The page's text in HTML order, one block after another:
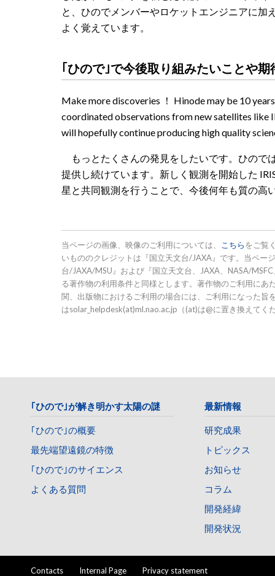
と、ひのでメンバーやロケットエンジニアに
よく覚えています。
｢ひので｣で今後取り組みたいことや
Make more discoveries ！ Hinode may be 10
coordinated observations from new satellites like
will hopefully continue producing high quality
もっとたくさんの発見をしたいです。ひので
提供し続けています。新しく観測を開始した
星と共同観測を行うことで、今後何年も質の高
当ページの画像、映像のご利用については、 こちらをご覧
いもののクレジットは『国立天文台/JAXA』です。当ペー
台/JAXA/MSU』および『国立天文台、JAXA、NASA/
る著作物の利用条件と同様とします。著作物のご利用に
関、出版物におけるご利用の場合には、ご利用になった
はsolar_helpdesk(at)ml.nao.ac.jp（(at)は@に置き換えてく
｢ひので｣が解き明かす太陽の謎
｢ひので｣の概要
最先端望遠鏡の特徴
｢ひので｣のサイエンス
よくある質問
最新情報
研究成果
トピックス
お知らせ
コラム
開発経緯
開発状況
Contacts Internal Page Privacy statement